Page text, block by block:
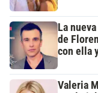
La
de
con ella
Valeria